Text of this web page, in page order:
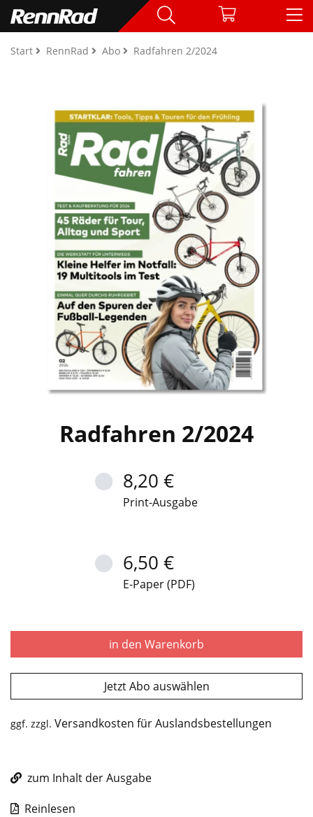
Start RennRad Abo Radfahren 2/2024
Radfahren 2/2024
8,20 €
Print-Ausgabe
6,50 €
E-Paper (PDF)
in den Warenkorb
Jetzt Abo auswählen
ggf. zzgl. Versandkosten für Auslandsbestellungen
zum Inhalt der Ausgabe
Reinlesen